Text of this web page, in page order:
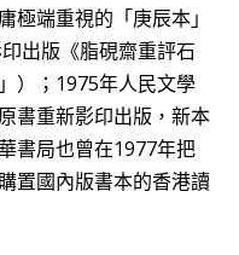
極端重視的「庚辰本」
出版《脂硯齋重評石
） ； 1975年人民文學
書重新影印出版，新本
書局也曾在1977年把
置國內版書本的香港讀